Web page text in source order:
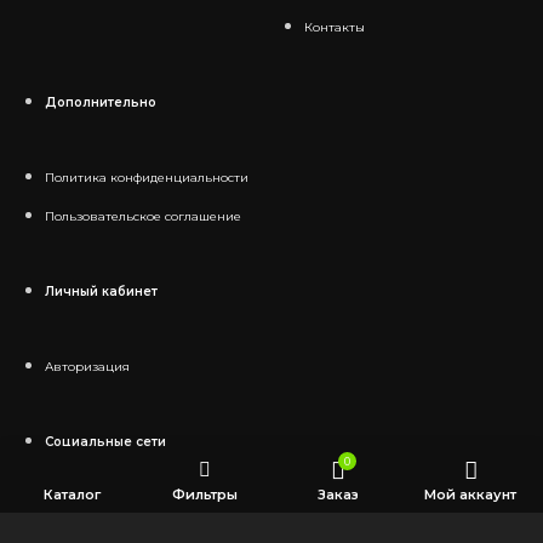
Контакты
Дополнительно
Политика конфиденциальности
Пользовательское соглашение
Личный кабинет
Авторизация
Социальные сети
Каталог Фильтры
0
Заказ Мой аккаунт